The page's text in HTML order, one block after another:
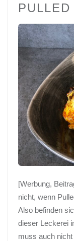
[Werbung,
nicht, wenn
Also befinden
dieser Leckerei
muss auch